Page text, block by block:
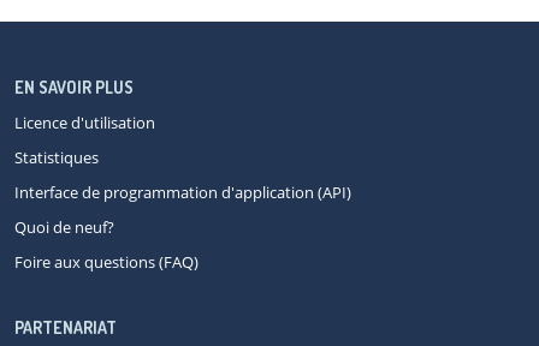
EN SAVOIR PLUS
Licence d'utilisation
Statistiques
Interface de programmation d'application (API)
Quoi de neuf?
Foire aux questions (FAQ)
PARTENARIAT